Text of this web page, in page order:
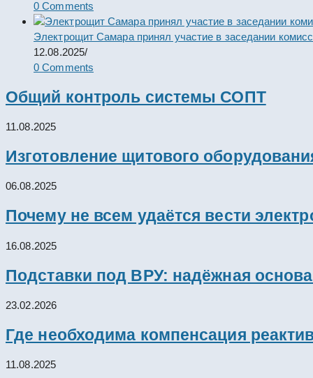
0 Comments
Электрощит Самара принял участие в заседании
12.08.2025/
0 Comments
Общий контроль системы СОПТ
11.08.2025
Изготовление щитового
06.08.2025
Почему не всем удаётся вести
16.08.2025
Подставки под ВРУ: надёжная
23.02.2026
Где необходима компенсация
11.08.2025